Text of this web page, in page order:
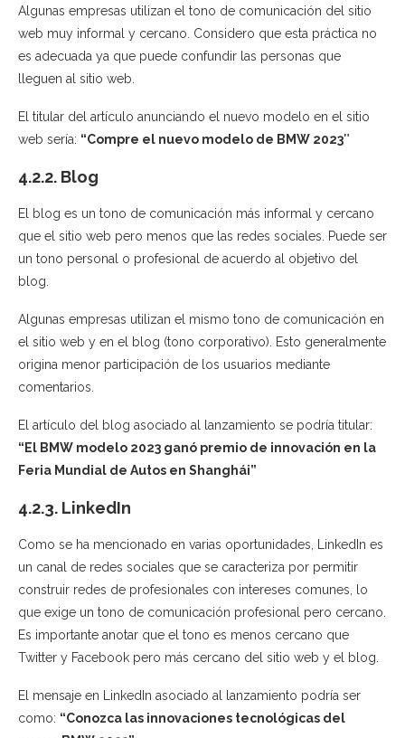
Algunas empresas utilizan el tono de comunicación del sitio
web muy informal y cercano. Considero que esta práctica no
es adecuada ya que puede confundir las personas que
lleguen al sitio web.
El titular del artículo anunciando el nuevo modelo en el sitio
web sería: “Compre el nuevo modelo de BMW 2023″
4.2.2. Blog
El blog es un tono de comunicación más informal y cercano
que el sitio web pero menos que las redes sociales. Puede ser
un tono personal o profesional de acuerdo al objetivo del
blog.
Algunas empresas utilizan el mismo tono de comunicación en
el sitio web y en el blog (tono corporativo). Esto generalmente
origina menor participación de los usuarios mediante
comentarios.
El artículo del blog asociado al lanzamiento se podría titular:
“El BMW modelo 2023 ganó premio de innovación en la
Feria Mundial de Autos en Shanghái”
4.2.3. LinkedIn
Como se ha mencionado en varias oportunidades, LinkedIn es
un canal de redes sociales que se caracteriza por permitir
construir redes de profesionales con intereses comunes, lo
que exige un tono de comunicación profesional pero cercano.
Es importante anotar que el tono es menos cercano que
Twitter y Facebook pero más cercano del sitio web y el blog.
El mensaje en LinkedIn asociado al lanzamiento podría ser
como: “Conozca las innovaciones tecnológicas del